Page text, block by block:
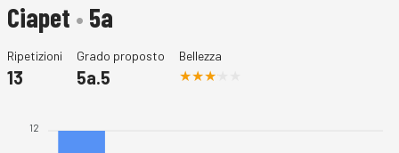
Ciapet • 5a
Ripetizioni
13
Grado proposto
5a.5
Bellezza
12